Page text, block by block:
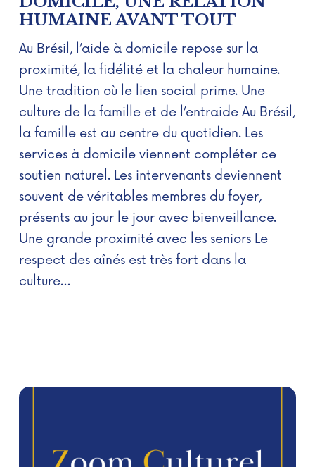
HUMAINE AVANT TOUT
Au Brésil, l’aide à domicile repose sur la
proximité, la fidélité et la chaleur humaine.
Une tradition où le lien social prime. Une
culture de la famille et de l’entraide Au Brésil,
la famille est au centre du quotidien. Les
services à domicile viennent compléter ce
soutien naturel. Les intervenants deviennent
souvent de véritables membres du foyer,
présents au jour le jour avec bienveillance.
Une grande proximité avec les seniors Le
respect des aînés est très fort dans la
culture…